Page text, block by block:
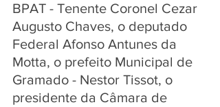
BPAT - Tenente Coronel Cezar
Augusto Chaves, o deputado
Federal Afonso Antunes da
Motta, o prefeito Municipal de
Gramado - Nestor Tissot, o
presidente da Câmara de